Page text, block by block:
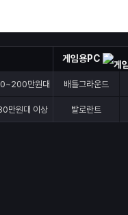
만원대
만원대 이상
게임용PC
배틀그라운드
발로란트